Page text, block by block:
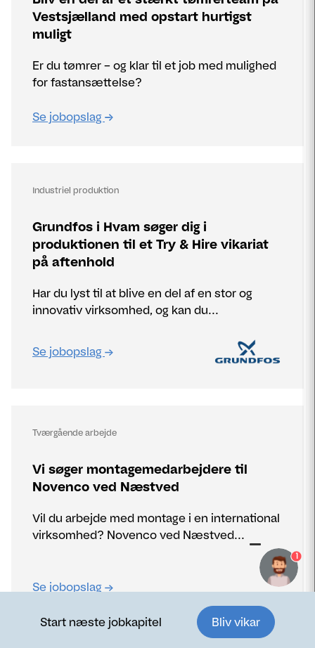
Vestsjælland med opstart hurtigst
muligt
Er du tømrer – og klar til et job med mulighed
for fastansættelse?
Se jobopslag
Industriel produktion
Grundfos i Hvam søger dig i
produktionen til et Try & Hire vikariat
på aftenhold
Har du lyst til at blive en del af en stor og
innovativ virksomhed, og kan du...
Se jobopslag
Tværgående arbejde
Vi søger montagemedarbejdere til
Novenco ved Næstved
Vil du arbejde med montage i en international
virksomhed? Novenco ved Næstved...
Se jobopslag
Start næste jobkapitel Bliv vikar
1